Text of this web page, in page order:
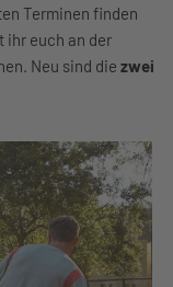
Terminen finden
ihr euch an der
Neu sind die zwei